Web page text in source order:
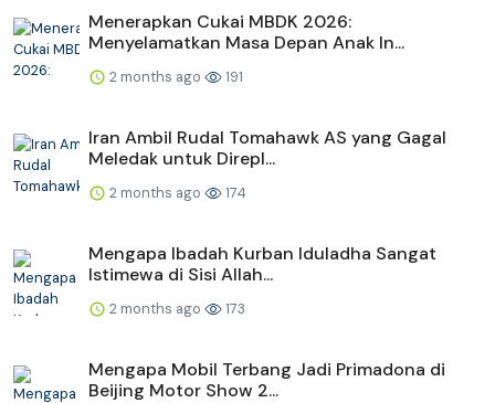
Menerapkan Cukai MBDK 2026:
Menyelamatkan Masa Depan Anak In...
2 months ago 191
Iran Ambil Rudal Tomahawk AS yang Gagal
Meledak untuk Direpl...
2 months ago 174
Mengapa Ibadah Kurban Iduladha Sangat
Istimewa di Sisi Allah...
2 months ago 173
Mengapa Mobil Terbang Jadi Primadona di
Beijing Motor Show 2...